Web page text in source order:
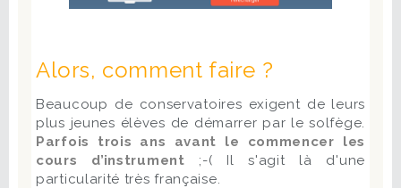
Alors, comment faire ?
Beaucoup de conservatoires exigent de leurs
plus jeunes élèves de démarrer par le solfège.
Parfois trois ans
avant le commencer les
cours d’instrument ;-( Il s'agit là d'une
particularité très française.